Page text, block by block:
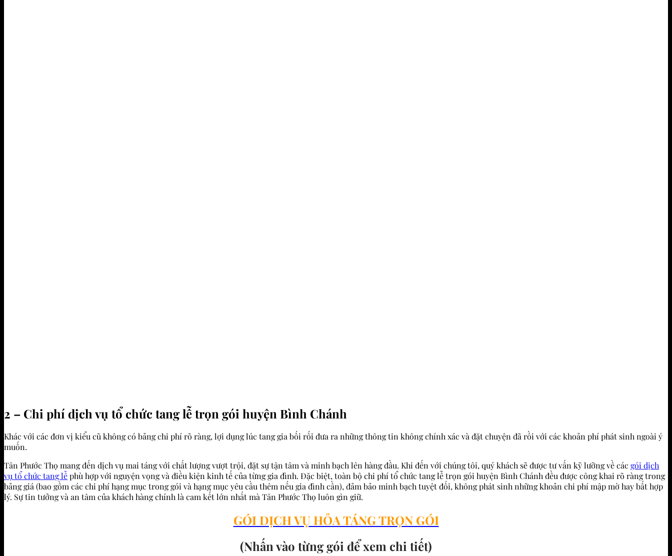
2 – Chi phí dịch vụ tổ chức tang lễ trọn gói huyện Bình Chánh
Khác với các đơn vị kiểu cũ không có bảng chi phí rõ ràng, lợi dụng lúc tang gia bối rối đưa ra những thông tin không chính xác và đặt chuyện đã rồi với các khoản phí phát sinh ngoài ý
muốn.
Tân Phước Thọ mang đến dịch vụ mai táng với chất lượng vượt trội, đặt sự tận tâm và minh bạch lên hàng đầu. Khi đến với chúng tôi, quý khách sẽ được tư vấn kỹ lưỡng về các gói dịch
vụ tổ chức tang lễphù hợp với nguyện vọng và điều kiện kinh tế của từng gia đình. Đặc biệt, toàn bộ chi phí tổ chức tang lễ trọn gói huyện Bình Chánh đều được công khai rõ ràng trong
bảng giá (bao gồm các chi phí hạng mục trong gói và hạng mục yêu cầu thêm nếu gia đình cần), đảm bảo minh bạch tuyệt đối, không phát sinh những khoản chi phí mập mờ hay bất hợp
lý. Sự tin tưởng và an tâm của khách hàng chính là cam kết lớn nhất mà Tân Phước Thọ luôn gìn giữ.
GÓI DỊCH VỤ HỎA TÁNG TRỌN GÓI
(Nhấn vào từng gói để xem chi tiết)